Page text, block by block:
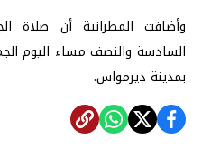
وأضافت المطرانية أن صلاة
السادسة والنصف مساء اليوم
بمدينة ديرمواس.